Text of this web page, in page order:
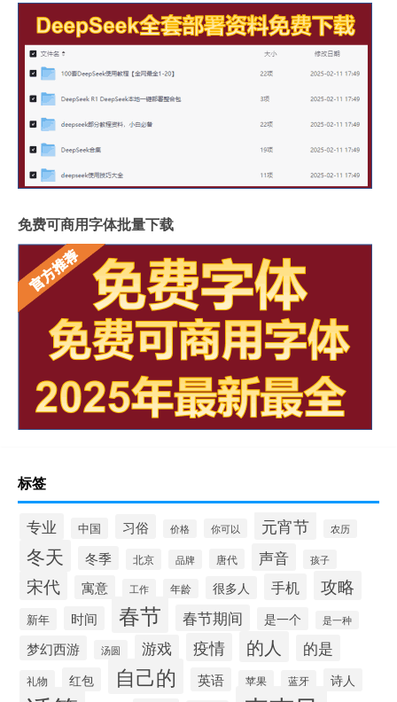
免费可商用字体批量下载
标签
专业 中国 习俗 价格 你可以 元宵节 农历
冬天 冬季 北京 品牌 唐代 声音 孩子
宋代 寓意 工作 年龄 很多人 手机 攻略
新年 时间 春节 春节期间 是一个 是一种
梦幻西游 汤圆 游戏 疫情 的人 的是
礼物 红包 自己的 英语 苹果 蓝牙 诗人